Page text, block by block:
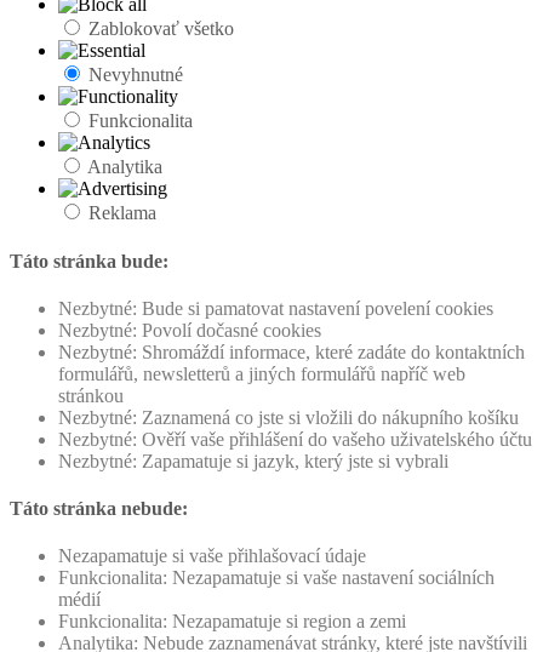
Zablokovať všetko
Nevyhnutné
Funkcionalita
Analytika
Reklama
Táto stránka bude:
Nezbytné: Bude si pamatovat nastavení povelení cookies
Nezbytné: Povolí dočasné cookies
Nezbytné: Shromáždí informace, které zadáte do kontaktních
formulářů, newsletterů a jiných formulářů napříč web
stránkou
Nezbytné: Zaznamená co jste si vložili do nákupního košíku
Nezbytné: Ověří vaše přihlášení do vašeho uživatelského účtu
Nezbytné: Zapamatuje si jazyk, který jste si vybrali
Táto stránka nebude:
Nezapamatuje si vaše přihlašovací údaje
Funkcionalita: Nezapamatuje si vaše nastavení sociálních
médií
Funkcionalita: Nezapamatuje si region a zemi
Analytika: Nebude zaznamenávat stránky, které jste navštívili